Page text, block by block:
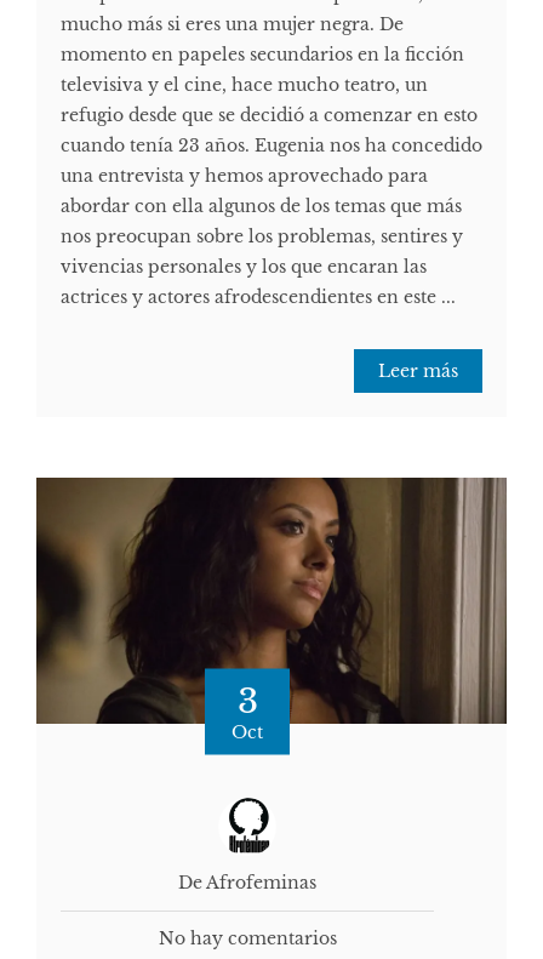
mucho más si eres una mujer negra. De
momento en papeles secundarios en la ficción
televisiva y el cine, hace mucho teatro, un
refugio desde que se decidió a comenzar en esto
cuando tenía 23 años. Eugenia nos ha concedido
una entrevista y hemos aprovechado para
abordar con ella algunos de los temas que más
nos preocupan sobre los problemas, sentires y
vivencias personales y los que encaran las
actrices y actores afrodescendientes en este ...
Leer más
3
Oct
De Afrofeminas
No hay comentarios